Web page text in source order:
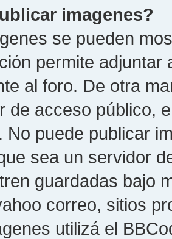
imagenes?
se pueden
permite
al foro. De otra
de acceso público,
No puede publicar
sea un servidor
guardadas bajo
correo, sitios
utilizá el